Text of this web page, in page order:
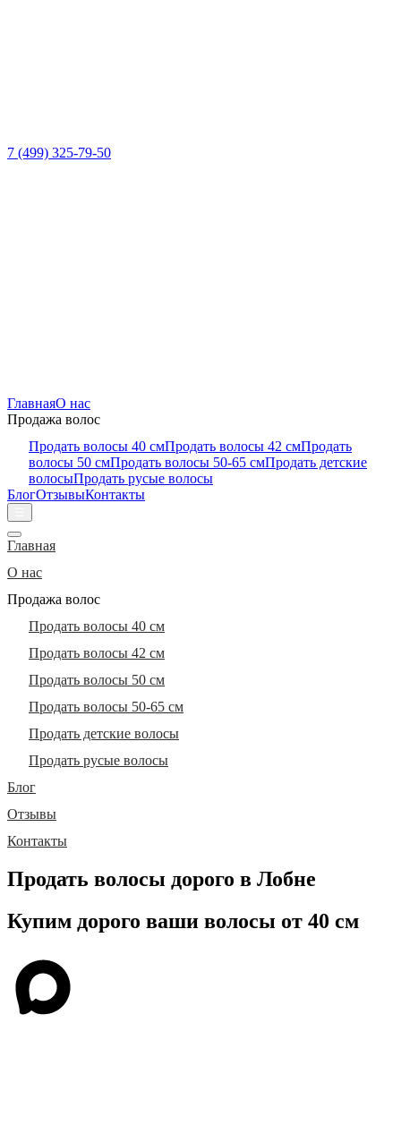
7 (499) 325-79-50
ГлавнаяО нас
Продажа волос
Продать волосы 40 смПродать волосы 42 смПродать
волосы 50 смПродать волосы 50-65 смПродать детские
волосыПродать русые волосы
БлогОтзывыКонтакты
Главная
О нас
Продажа волос
Продать волосы 40 см
Продать волосы 42 см
Продать волосы 50 см
Продать волосы 50-65 см
Продать детские волосы
Продать русые волосы
Блог
Отзывы
Контакты
Продать волосы дорого в Лобне
Купим дорого ваши волосы от 40 см